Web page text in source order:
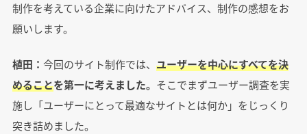
制作を考えている企業に向けたアドバイス、制作の感想をお
願いします。
植田： 今回のサイト制作では、 ユーザーを中心にすべてを決
めることを第一に考えました。 そこでまずユーザー調査を実
施し「ユーザーにとって最適なサイトとは何か」をじっくり
突き詰めました。